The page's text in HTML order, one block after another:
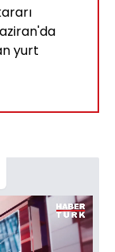
yurt